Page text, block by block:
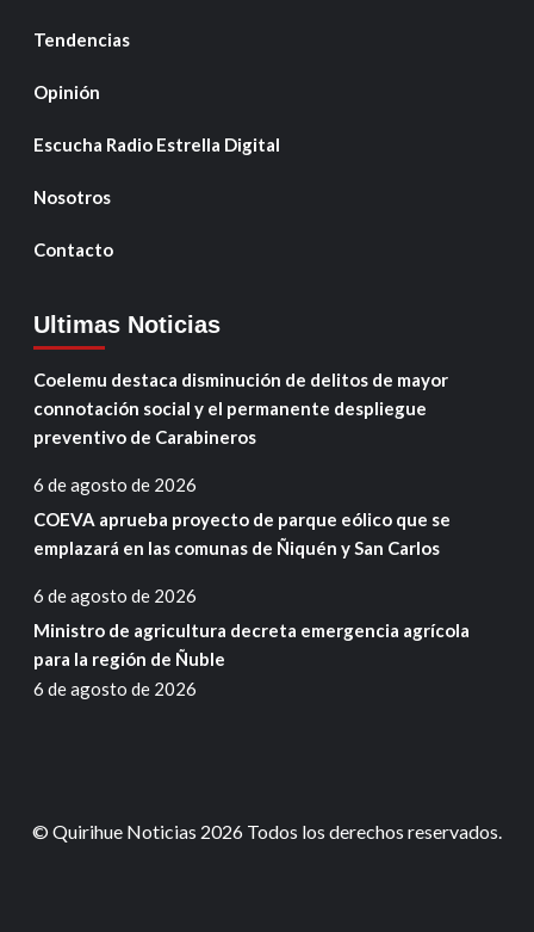
Tendencias
Opinión
Escucha Radio Estrella Digital
Nosotros
Contacto
Ultimas Noticias
Coelemu destaca disminución de delitos de mayor
connotación social y el permanente despliegue
preventivo de Carabineros
6 de agosto de 2026
COEVA aprueba proyecto de parque eólico que se
emplazará en las comunas de Ñiquén y San Carlos
6 de agosto de 2026
Ministro de agricultura decreta emergencia agrícola
para la región de Ñuble
6 de agosto de 2026